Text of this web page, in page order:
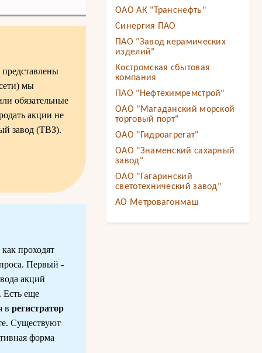
мы
обязательные
акции не
завод (ТВЗ).
проходят
Первый -
акций
Есть еще
в регистратор
Существуют
форма
ОАО АК "Транснефть"
Синергия ПАО
ПАО "Завод керамических
изделий"
Костромская сбытовая
компания
ПАО "Нефтехимремстрой"
ОАО "Магаданский морской
торговый порт"
ОАО "Гидроагрегат"
ОАО "Знаменский сахарный
завод"
ОАО "Гагаринский
светотехнический завод"
АО Метровагонмаш